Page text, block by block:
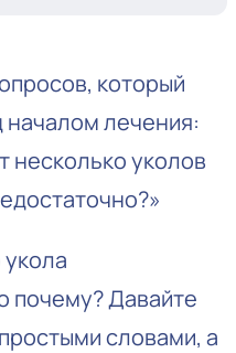
который
лечения:
несколько уколов
почему? Давайте
словами, а